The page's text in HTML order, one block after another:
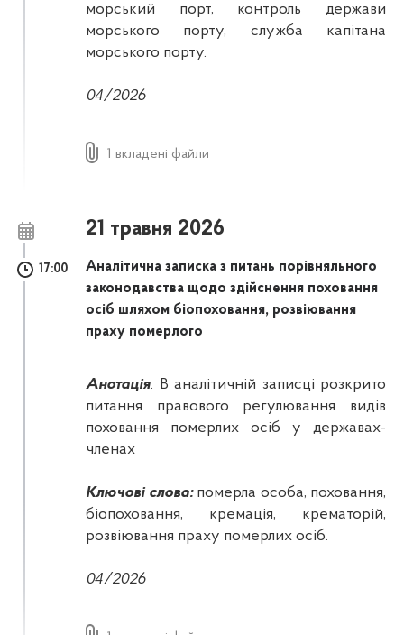
морський порт, контроль держави
морського порту, служба капітана
морського порту.
04/2026
1 вкладені файли
21 травня 2026
17:00
Аналітична записка з питань порівняльного
законодавства щодо здійснення поховання
осіб шляхом біопоховання, розвіювання
праху померлого
Анотація. В аналітичній записці розкрито
питання правового регулювання видів
поховання померлих осіб у державах-
членах
Ключові слова:померла особа, поховання,
біопоховання, кремація, крематорій,
розвіювання праху померлих осіб.
04/2026